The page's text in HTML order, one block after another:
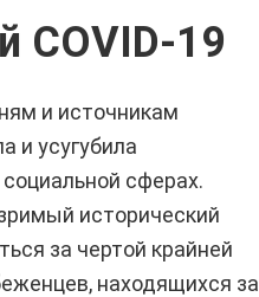
COVID-19
и источникам
и усугубила
сферах.
исторический
за чертой крайней
находящихся за